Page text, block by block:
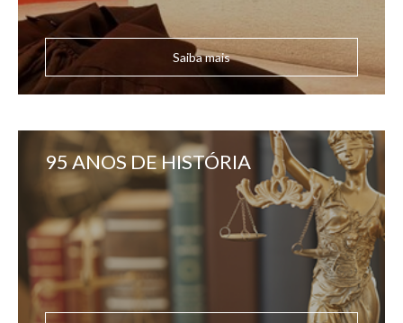
Saiba mais
95 ANOS DE HISTÓRIA